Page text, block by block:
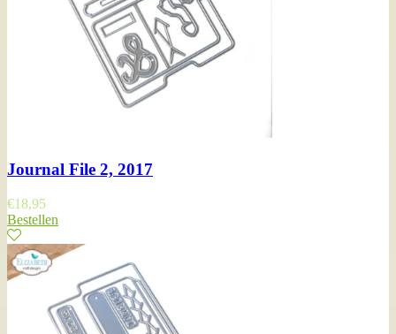
Journal File 2, 2017
€18,95
Bestellen